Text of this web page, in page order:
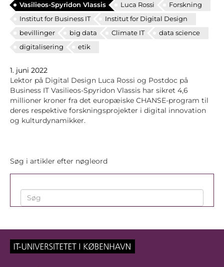
Vasilieos-Spyridon Vlassis Luca Rossi
Forskning
Institut for Business IT
Institut for Digital Design
bevillinger
big data Climate IT
data science
digitalisering
etik
1. juni 2022
Lektor på Digital Design Luca Rossi og Postdoc på
Business IT Vasilieos-Spyridon Vlassis har sikret 4,6
millioner kroner fra det europæiske CHANSE-program til
deres respektive forskningsprojekter i digital innovation
og kulturdynamikker.
Søg i artikler efter nøgleord